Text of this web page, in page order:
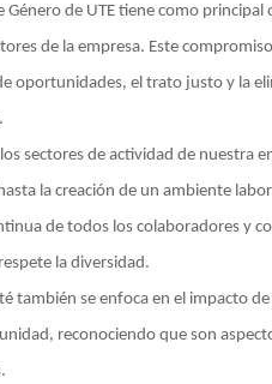
Género de UTE tiene como
de la empresa. Este
oportunidades, el trato justo y la
sectores de actividad de nuestra
la creación de un ambiente
de todos los colaboradores y
la diversidad.
también se enfoca en el impacto
reconociendo que son